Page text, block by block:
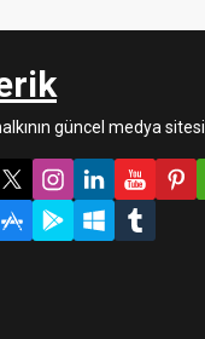
güncel medya sitesi.